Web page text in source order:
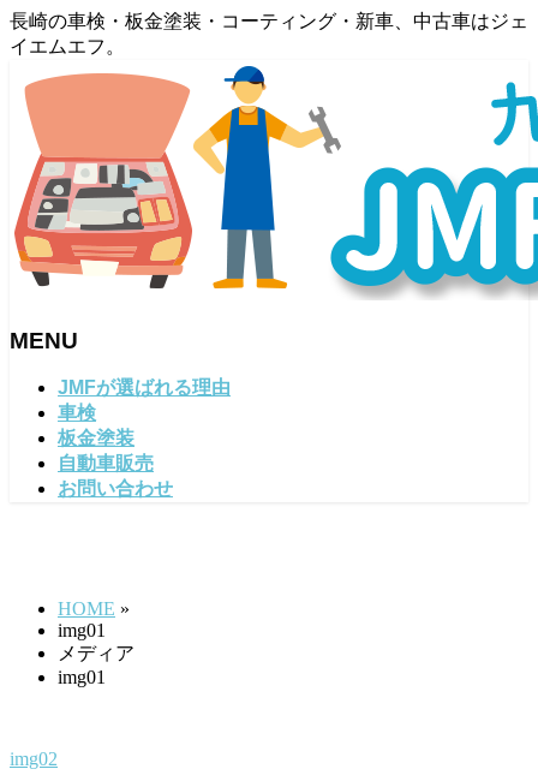
長崎の車検・板金塗装・コーティング・新車、中古車はジェ
イエムエフ。
MENU
JMFが選ばれる理由
車検
板金塗装
自動車販売
お問い合わせ
HOME »
img01
メディア
img01
img02